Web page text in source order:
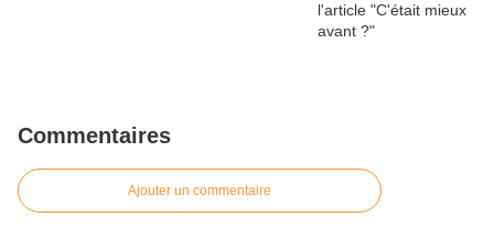
Commentaires
Ajouter un commentaire